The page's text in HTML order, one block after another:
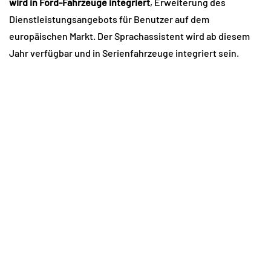
Dienstleistungsangebots für Benutzer auf dem
europäischen Markt. Der Sprachassistent wird ab diesem
Jahr verfügbar und in Serienfahrzeuge integriert sein.